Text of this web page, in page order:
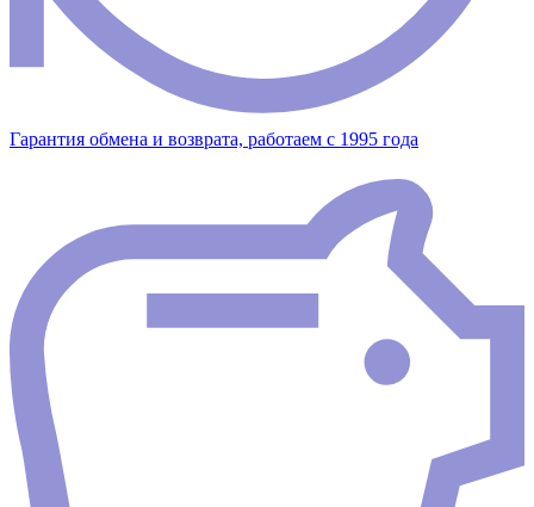
Гарантия обмена и возврата, работаем с 1995 года